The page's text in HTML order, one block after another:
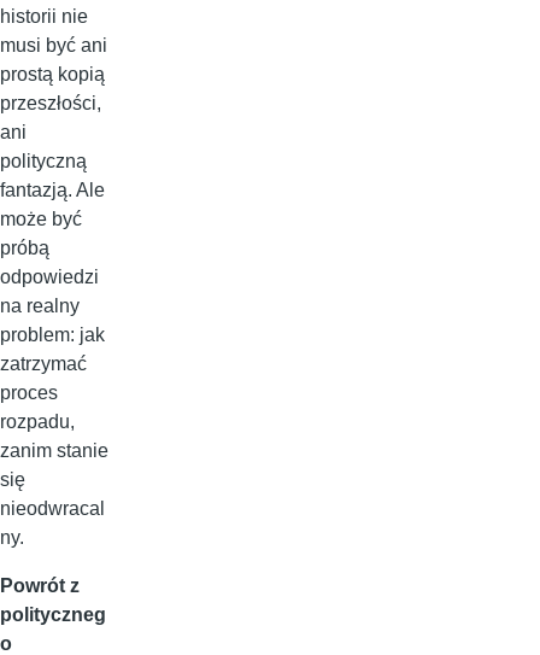
historii nie
musi być ani
prostą kopią
przeszłości,
ani
polityczną
fantazją. Ale
może być
próbą
odpowiedzi
na realny
problem: jak
zatrzymać
proces
rozpadu,
zanim stanie
się
nieodwracal
ny.
Powrót z
polityczneg
o